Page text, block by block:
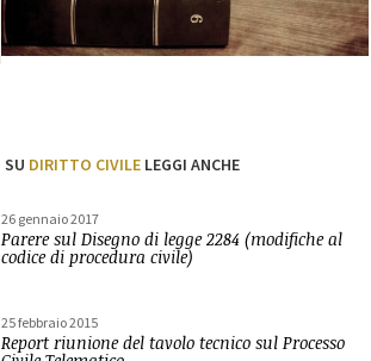
SU DIRITTO CIVILELEGGI ANCHE
26 gennaio 2017
Parere sul Disegno di legge 2284 (modifiche al
codice di procedura civile)
25 febbraio 2015
Report riunione del tavolo tecnico sul Processo